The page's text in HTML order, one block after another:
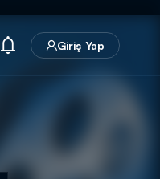
Giriş Yap